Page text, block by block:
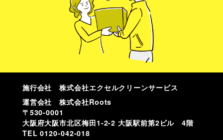
施行会社 株式会社エクセルクリーンサービス
運営会社 株式会社Roots
〒530-0001
大阪府大阪市北区梅田1-2-2 大阪駅前第2ビル 4階
TEL0120-042-018